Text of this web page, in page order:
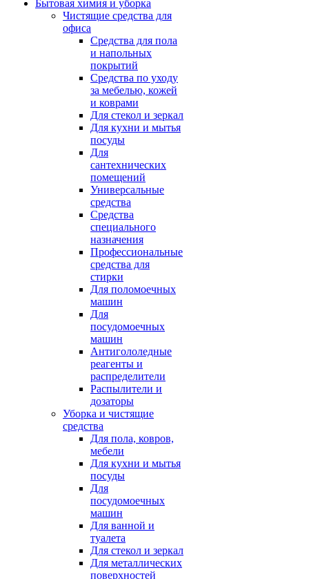
Бытовая химия и уборка
Чистящие средства для
офиса
Средства для пола
и напольных
покрытий
Средства по уходу
за мебелью, кожей
и коврами
Для стекол и зеркал
Для кухни и мытья
посуды
Для
сантехнических
помещений
Универсальные
средства
Средства
специального
назначения
Профессиональные
средства для
стирки
Для поломоечных
машин
Для
посудомоечных
машин
Антигололедные
реагенты и
распределители
Распылители и
дозаторы
Уборка и чистящие
средства
Для пола, ковров,
мебели
Для кухни и мытья
посуды
Для
посудомоечных
машин
Для ванной и
туалета
Для стекол и зеркал
Для металлических
поверхностей